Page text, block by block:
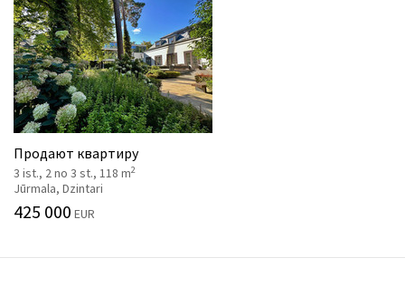
Продают квартиру
3 ist., 2 no 3 st., 118 m2
Jūrmala, Dzintari
425 000 EUR